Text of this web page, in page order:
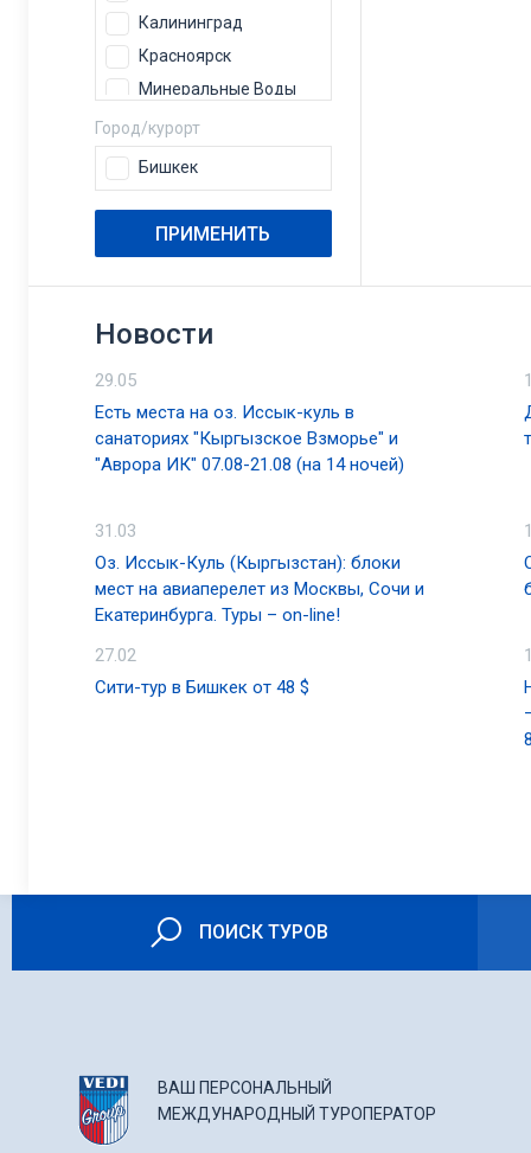
Калининград
Красноярск
Минеральные Воды
Москва
Нижний Новгород
Пермь
Самара
Сургут
Тюмень
Челябинск
Город/курорт
Бишкек
ПРИМЕНИТЬ
Новости
29.05
Есть места на оз. Иссык-куль в
санаториях "Кыргызское Взморье" и
"Аврора ИК" 07.08-21.08 (на 14 ночей)
31.03
Оз. Иссык-Куль (Кыргызстан): блоки
мест на авиаперелет из Москвы, Сочи и
Екатеринбурга. Туры – on-line!
27.02
Сити-тур в Бишкек от 48 $
ПОИСК ТУРОВ
ВАШ ПЕРСОНАЛЬНЫЙ
МЕЖДУНАРОДНЫЙ ТУРОПЕРАТОР